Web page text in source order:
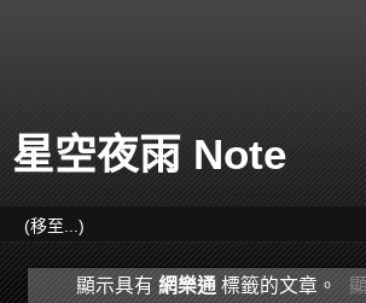
星空夜雨 Note
顯示具有 網樂通標籤的文章。